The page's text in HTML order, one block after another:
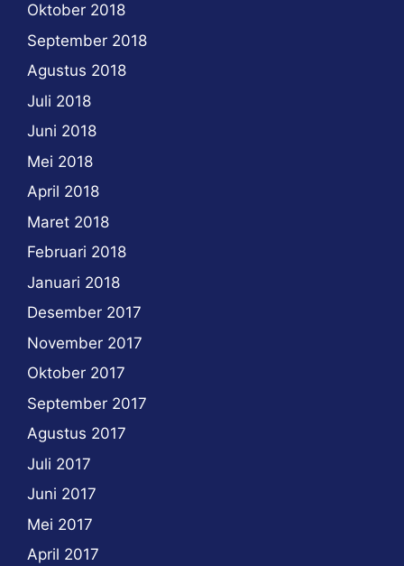
Oktober 2018
September 2018
Agustus 2018
Juli 2018
Juni 2018
Mei 2018
April 2018
Maret 2018
Februari 2018
Januari 2018
Desember 2017
November 2017
Oktober 2017
September 2017
Agustus 2017
Juli 2017
Juni 2017
Mei 2017
April 2017